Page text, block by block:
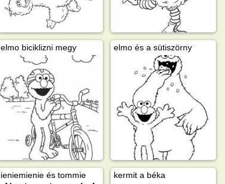
elmo biciklizni megy elmo és a sütiszörny
ieniemienie és tommie kermit a béka